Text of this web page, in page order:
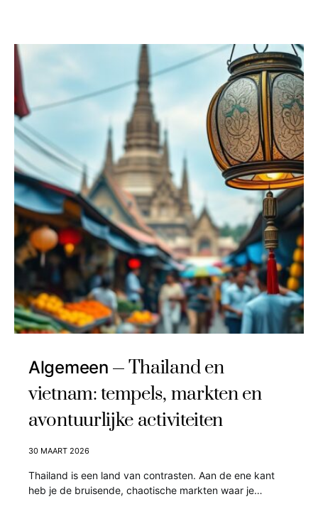
Algemeen
Thailand en
vietnam: tempels, markten en
avontuurlijke activiteiten
30 MAART 2026
Thailand is een land van contrasten. Aan de ene kant
heb je de bruisende, chaotische markten waar je…